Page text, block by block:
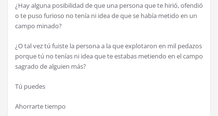
¿Hay alguna posibilidad de que una persona que te hirió, ofendió
o te puso furioso no tenía ni idea de que se había metido en un
campo minado?
¿O tal vez tú fuiste la persona a la que explotaron en mil pedazos
porque tú no tenías ni idea que te estabas metiendo en el campo
sagrado de alguien más?
Tú puedes
Ahorrarte tiempo